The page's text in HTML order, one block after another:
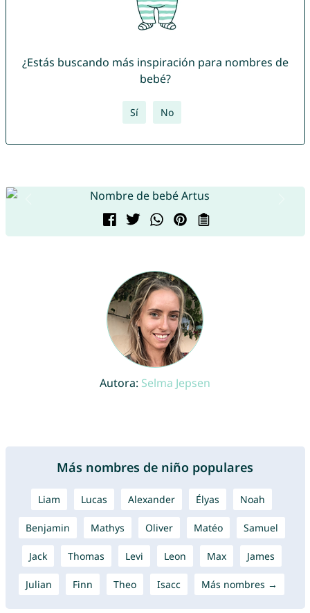
¿Estás buscando más inspiración para nombres de
bebé?
Sí No
Autora: Selma Jepsen
Más nombres de niño populares
Liam Lucas Alexander Élyas Noah
Benjamin Mathys Oliver Matéo Samuel
Jack Thomas Levi Leon Max James
Julian Finn Theo Isacc Más nombres →